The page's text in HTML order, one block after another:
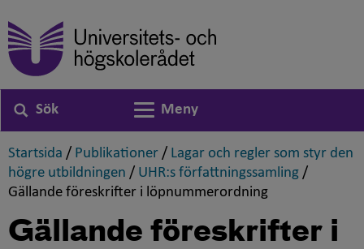
Sök
Växla navigering
Meny
Startsida ,
/ Publikationer ,
/ Lagar och regler som styr den
högre utbildningen ,
/ UHR:s författningssamling ,
/
Gällande föreskrifter i löpnummerordning,
Gällande föreskrifter i